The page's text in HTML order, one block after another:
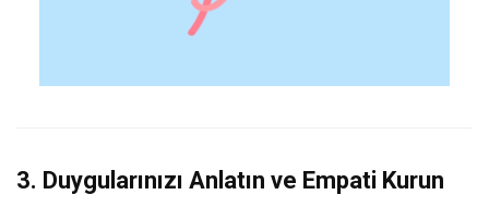
3. Duygularınızı Anlatın ve Empati Kurun